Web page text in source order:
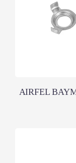
AIRFEL